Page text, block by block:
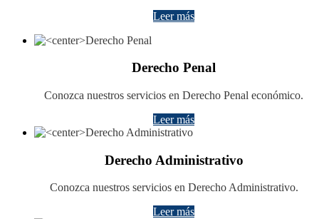
Leer más
Derecho Penal
Conozca nuestros servicios en Derecho Penal económico.
Leer más
Derecho Administrativo
Conozca nuestros servicios en Derecho Administrativo.
Leer más